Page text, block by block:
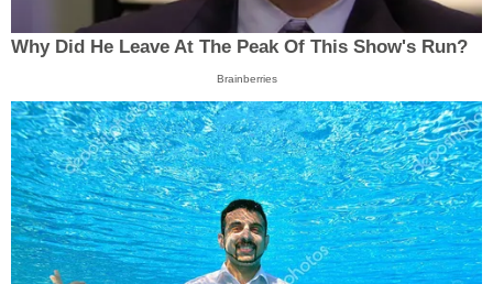
Why Did He Leave At The Peak Of This Show's Run?
Brainberries